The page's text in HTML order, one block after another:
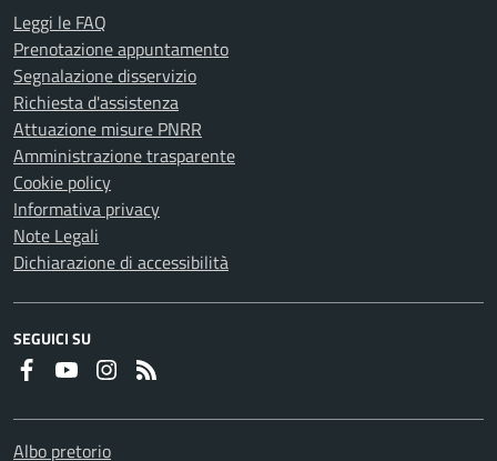
Leggi le FAQ
Prenotazione appuntamento
Segnalazione disservizio
Richiesta d'assistenza
Attuazione misure PNRR
Amministrazione trasparente
Cookie policy
Informativa privacy
Note Legali
Dichiarazione di accessibilità
SEGUICI SU
FaceboookYoutubeInstagram
Albo pretorio